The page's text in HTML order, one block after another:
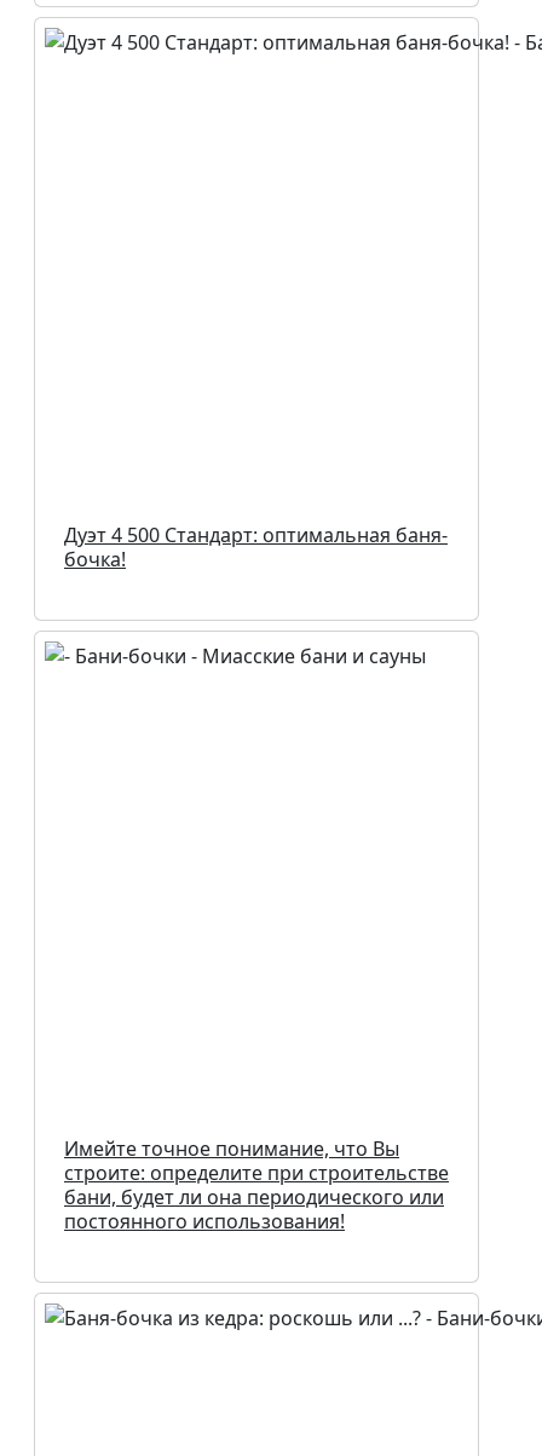
Дуэт 4 500 Стандарт: оптимальная баня-
бочка!
Имейте точное понимание, что Вы
строите: определите при строительстве
бани, будет ли она периодического или
постоянного использования!